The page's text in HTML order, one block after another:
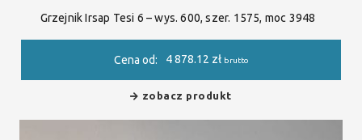
Grzejnik Irsap Tesi 6 – wys. 600, szer. 1575, moc 3948
Cena od: 4 878.12 zł brutto
zobacz produkt